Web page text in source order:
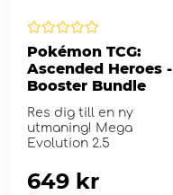
Pokémon TCG:
Ascended Heroes -
Booster Bundle
Res dig till en ny
utmaning! Mega
Evolution 2.5
649 kr